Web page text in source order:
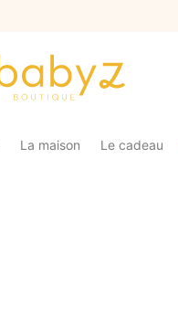
La maison Le cadeau